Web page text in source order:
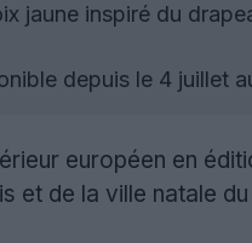
jaune inspiré du
depuis le 4 juillet
européen en
et de la ville natale